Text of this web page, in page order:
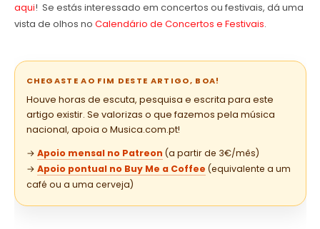
aqui! Se estás interessado em concertos ou festivais, dá uma
vista de olhos no Calendário de Concertos e Festivais.
CHEGASTE AO FIM DESTE ARTIGO, BOA!
Houve horas de escuta, pesquisa e escrita para este
artigo existir. Se valorizas o que fazemos pela música
nacional, apoia o Musica.com.pt!
→ Apoio mensal no Patreon (a partir de 3€/mês)
→ Apoio pontual no Buy Me a Coffee (equivalente a um
café ou a uma cerveja)